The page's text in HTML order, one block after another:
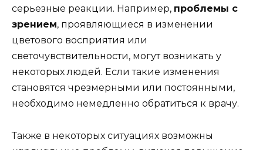
серьезные реакции. Например, проблемы с
зрением, проявляющиеся в изменении
цветового восприятия или
светочувствительности, могут возникать у
некоторых людей. Если такие изменения
становятся чрезмерными или постоянными,
необходимо немедленно обратиться к врачу.
Также в некоторых ситуациях возможны